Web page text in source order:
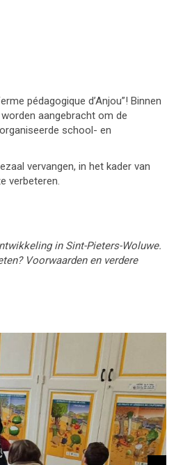
pédagogique d’Anjou”! Binnen
aangebracht om de
school- en
vervangen, in het kader van
verbeteren.
in Sint-Pieters-Woluwe.
Voorwaarden en verdere